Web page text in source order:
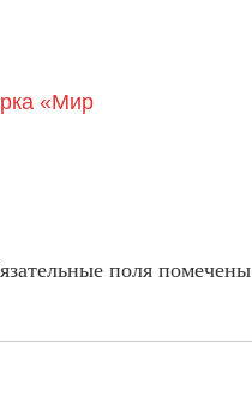
«Мир
поля помечены